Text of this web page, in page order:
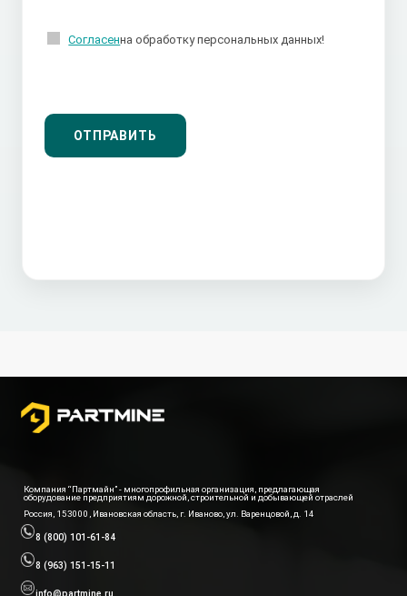
Согласенна обработку персональных данных!
ОТПРАВИТЬ
Компания “Партмайн” - многопрофильная организация, предлагающая
оборудование предприятиям дорожной, строительной и добывающей отраслей
Россия, 153000, Ивановская область, г. Иваново, ул. Варенцовой, д. 14
8 (800) 101-61-84
8 (963) 151-15-11
info@partmine.ru